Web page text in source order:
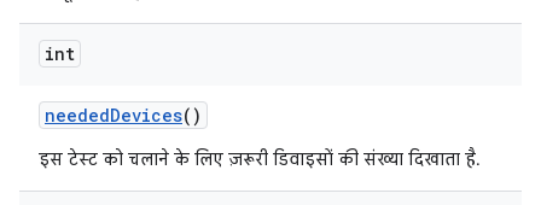
int
neededDevices()
इस टेस्ट को चलाने के लिए ज़रूरी डिवाइसों की संख्या दिखाता है.